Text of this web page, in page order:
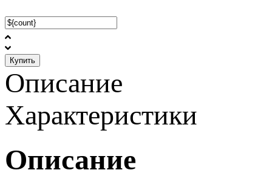
Купить
Описание
Характеристики
Описание